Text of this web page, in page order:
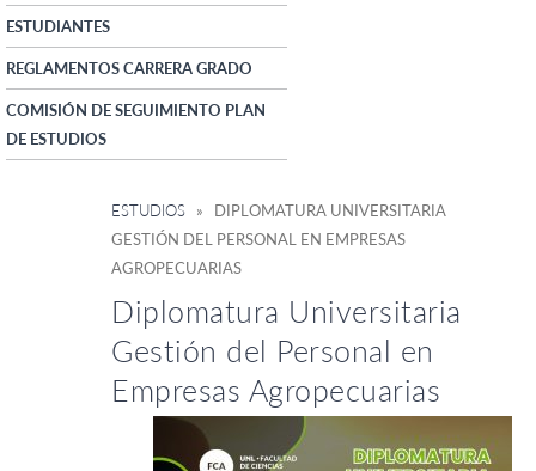
ESTUDIANTES
REGLAMENTOS CARRERA GRADO
COMISIÓN DE SEGUIMIENTO PLAN
DE ESTUDIOS
ESTUDIOS » DIPLOMATURA UNIVERSITARIA
GESTIÓN DEL PERSONAL EN EMPRESAS
AGROPECUARIAS
Diplomatura Universitaria
Gestión del Personal en
Empresas Agropecuarias